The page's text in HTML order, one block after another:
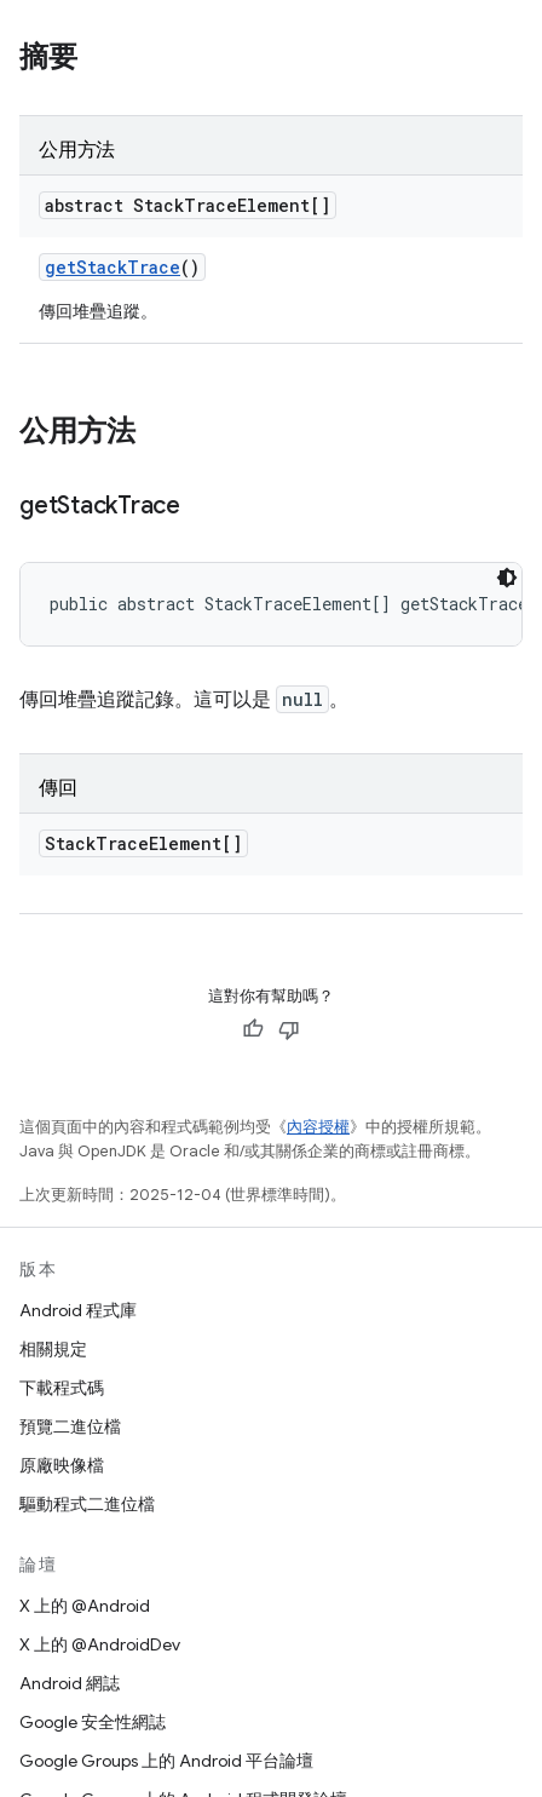
摘要
公用方法
abstract StackTraceElement[]
getStackTrace()
傳回堆疊追蹤。
公用方法
getStackTrace
public abstract StackTraceElement[]
傳回堆疊追蹤記錄。這可以是 null 。
傳回
StackTraceElement[]
這對你有幫助嗎？
這個頁面中的內容和程式碼範例均受《內容授權》中的授權所規範。
Java 與 OpenJDK 是 Oracle 和/或其關係企業的商標或註冊商標。
上次更新時間：2025-12-04 (世界標準時間)。
版本
Android 程式庫
相關規定
下載程式碼
預覽二進位檔
原廠映像檔
驅動程式二進位檔
論壇
X 上的 @Android
X 上的 @AndroidDev
Android 網誌
Google 安全性網誌
Google Groups 上的 Android 平台論壇